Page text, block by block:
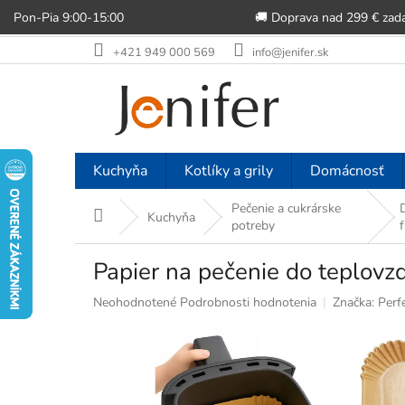
Pon-Pia 9:00-15:00 🚚 Doprava nad 299 €
na
+421 949 000 569 info@jenifer.sk
Kuchyňa Kotlíky a grily Domácnosť
DomovKuchyňa
Pečenie a cukrárske
potreby
Papier na pečenie do
Priemerné
Neohodnotené Podrobnosti hodnotenia Značka: